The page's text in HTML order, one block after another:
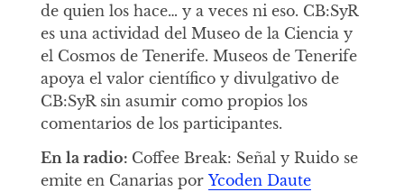
de quien los hace… y a veces ni eso. CB:SyR
es una actividad del Museo de la Ciencia y
el Cosmos de Tenerife. Museos de Tenerife
apoya el valor científico y divulgativo de
CB:SyR sin asumir como propios los
comentarios de los participantes.
En la radio: Coffee Break: Señal y Ruido se
emite en Canarias por Ycoden Daute